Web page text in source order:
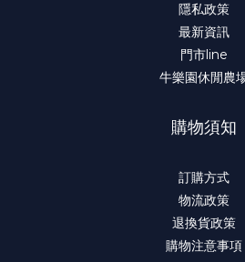
隱私政策
最新資訊
門市line
牛樂園休閒農
購物須知
訂購方式
物流政策
退換貨政策
購物注意事項